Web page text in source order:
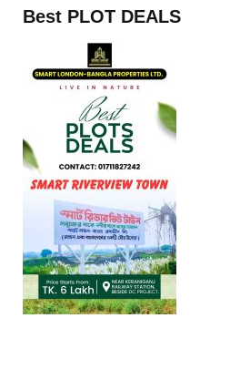
Best PLOT DEALS